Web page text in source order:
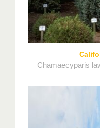
Chamaecyparis